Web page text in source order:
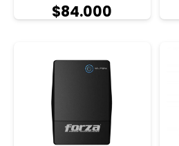
$84.000